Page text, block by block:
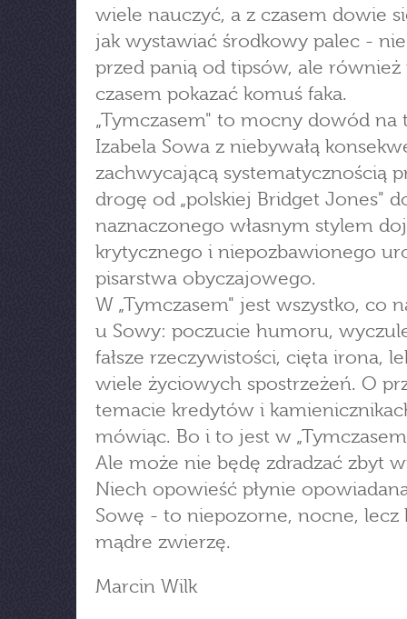
wiele nauczyć, a z czasem dowie
jak wystawiać środkowy palec -
przed panią od tipsów, ale również
czasem pokazać komuś faka.
„Tymczasem" to mocny dowód na
Izabela Sowa z niebywałą
zachwycającą systematycznością
drogę od „polskiej Bridget Jones"
naznaczonego własnym stylem
krytycznego i niepozbawionego
pisarstwa obyczajowego.
W „Tymczasem" jest wszystko, co
u Sowy: poczucie humoru,
fałsze rzeczywistości, cięta irona,
wiele życiowych spostrzeżeń. O
temacie kredytów i
mówiąc. Bo i to jest w
Ale może nie będę zdradzać zbyt
Niech opowieść płynie
Sowę - to niepozorne, nocne, lecz
mądre zwierzę.
Marcin Wilk